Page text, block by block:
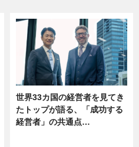
世界33カ国の経営者を見てき
たトップが語る、「成功する
経営者」の共通点…